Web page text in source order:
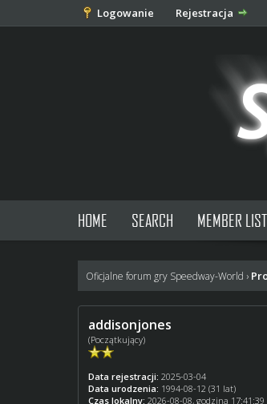
Logowanie Rejestracja
HOME SEARCH MEMBER LIST
Oficjalne forum gry Speedway-World ›
addisonjones
(Początkujący)
Data rejestracji: 2025-03-04
Data urodzenia: 1994-08-12 (31 lat)
Czas lokalny: 2026-08-08, godzina 17:41:39